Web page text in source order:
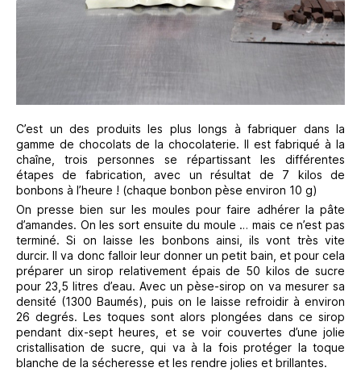
C’est un des produits les plus longs à fabriquer dans la
gamme de chocolats de la chocolaterie. Il est fabriqué à la
chaîne, trois personnes se répartissant les différentes
étapes de fabrication, avec un résultat de 7 kilos de
bonbons à l’heure ! (chaque bonbon pèse environ 10 g)
On presse bien sur les moules pour faire adhérer la pâte
d’amandes. On les sort ensuite du moule … mais ce n’est pas
terminé. Si on laisse les bonbons ainsi, ils vont très vite
durcir. Il va donc falloir leur donner un petit bain, et pour cela
préparer un sirop relativement épais de 50 kilos de sucre
pour 23,5 litres d’eau. Avec un pèse-sirop on va mesurer sa
densité (1300 Baumés), puis on le laisse refroidir à environ
26 degrés. Les toques sont alors plongées dans ce sirop
pendant dix-sept heures, et se voir couvertes d’une jolie
cristallisation de sucre, qui va à la fois protéger la toque
blanche de la sécheresse et les rendre jolies et brillantes.